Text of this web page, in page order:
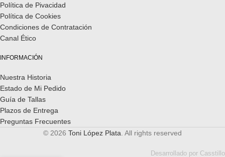
Política de Pivacidad
Política de Cookies
Condiciones de Contratación
Canal Ético
INFORMACIÓN
Nuestra Historia
Estado de Mi Pedido
Guía de Tallas
Plazos de Entrega
Preguntas Frecuentes
© 2026 Toni López Plata . All rights reserved
Desarrollado por Casstillo